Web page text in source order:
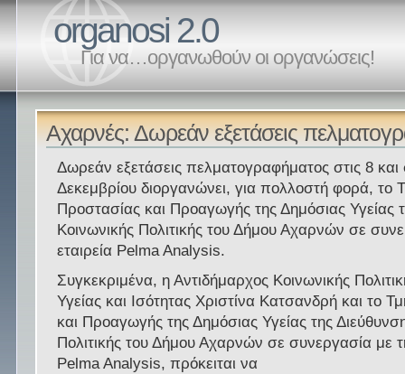
organosi 2.0
Για να…οργανωθούν οι οργανώσεις!
Αχαρνές: Δωρεάν εξετάσεις
Δωρεάν εξετάσεις πελματογραφήματος στις 8 και
Δεκεμβρίου διοργανώνει, για πολλοστή φορά, το
Προστασίας και Προαγωγής της Δημόσιας Υγείας
Κοινωνικής Πολιτικής του Δήμου Αχαρνών σε
εταιρεία Pelma Analysis.
Συγκεκριμένα, η Αντιδήμαρχος Κοινωνικής
Υγείας και Ισότητας Χριστίνα Κατσανδρή και το
και Προαγωγής της Δημόσιας Υγείας της
Πολιτικής του Δήμου Αχαρνών σε συνεργασία με
Pelma Analysis, πρόκειται να